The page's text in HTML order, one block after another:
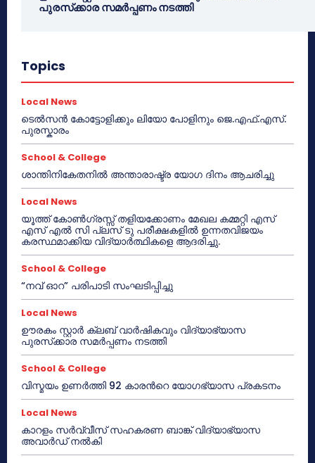
പുരസ്‌ക്കാര സമർപ്പണം നടത്തി
Topics
Local News
ടെൽസൻ കോട്ടോളിക്കും ലിയോ പോളിനും ജെ.എഫ്.എസ്.
പുരസ്കാരം
School & College
ശാന്തിനികേതനിൽ അന്താരാഷ്ട്ര യോഗ ദിനം ആചരിച്ചു
Local News
യൂത്ത് കോൺഗ്രസ്സ് തളിയക്കോണം മേഖല കമ്മറ്റി എസ്
എസ് എൽ സി പ്ലസ് ടു പരീക്ഷകളിൽ ഉന്നതവിജയം
കരസ്ഥമാക്കിയ വിദ്യാർത്ഥികളെ ആദരിച്ചു.
School & College
“നവ് ഓറ” പരിപാടി സംഘടിപ്പിച്ചു
Local News
ഊരകം സ്റ്റാർ ക്ലബ് വാർഷികവും വിദ്യാഭ്യാസ
പുരസ്‌ക്കാര സമർപ്പണം നടത്തി
School & College
വിസ്മയം ഉണർത്തി 92 കാരൻറെ യോഗഭ്യാസ പ്രകടനം
Local News
കാറളം സർവ്വീസ് സഹകരണ ബാങ്ക് വിദ്യാഭ്യാസ
അവാർഡ് നൽകി